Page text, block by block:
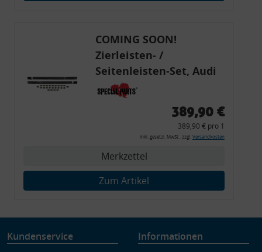
COMING SOON!
Zierleisten- /
Seitenleisten-Set, Audi
80 Cabrio, Coupe, S2, (6x
Zierleiste, 2x Kappe,
Montagewerkzeug)
389,90 €
389,90 € pro 1
inkl. gesetzl. MwSt., zzgl. Versandkosten
Merkzettel
Zum Artikel
Kundenservice Informationen